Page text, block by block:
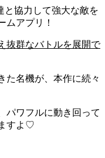
と協力して強大な敵を
ムアプリ！
抜群なバトルを展開で
た名機が、本作に続々
パワフルに動き回って
すよ♡